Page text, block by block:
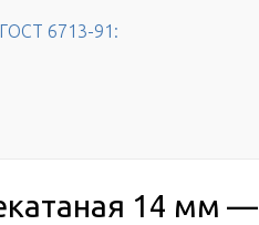
6713-91:
14 мм —